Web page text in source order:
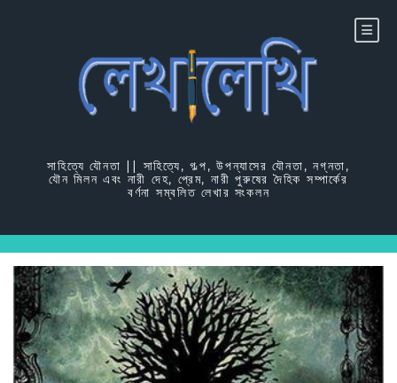
সাহিত্যে যৌনতা || সাহিত্যে, গল্প, উপন্যাসের যৌনতা, নগ্নতা,
যৌন মিলন এবং নারী দেহ, প্রেম, নারী পুরুষের দৈহিক সম্পার্কের
বর্ণনা সম্বলিত লেখার সংকলন